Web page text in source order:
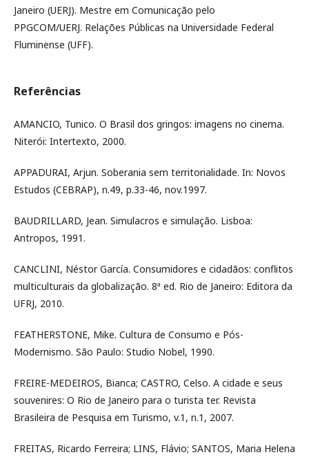
Janeiro (UERJ). Mestre em Comunicação pelo
PPGCOM/UERJ. Relações Públicas na Universidade Federal
Fluminense (UFF).
Referências
AMANCIO, Tunico. O Brasil dos gringos: imagens no cinema.
Niterói: Intertexto, 2000.
APPADURAI, Arjun. Soberania sem territorialidade. In: Novos
Estudos (CEBRAP), n.49, p.33-46, nov.1997.
BAUDRILLARD, Jean. Simulacros e simulação. Lisboa:
Antropos, 1991.
CANCLINI, Néstor García. Consumidores e cidadãos: conflitos
multiculturais da globalização. 8ª ed. Rio de Janeiro: Editora da
UFRJ, 2010.
FEATHERSTONE, Mike. Cultura de Consumo e Pós-
Modernismo. São Paulo: Studio Nobel, 1990.
FREIRE-MEDEIROS, Bianca; CASTRO, Celso. A cidade e seus
souvenires: O Rio de Janeiro para o turista ter. Revista
Brasileira de Pesquisa em Turismo, v.1, n.1, 2007.
FREITAS, Ricardo Ferreira; LINS, Flávio; SANTOS, Maria Helena